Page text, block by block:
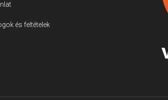
és feltételek